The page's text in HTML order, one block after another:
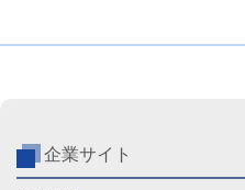
企業サイト